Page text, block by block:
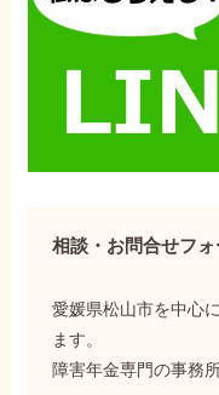
相談・お問合せフォ
愛媛県松山市を中心
ます。
障害年金専門の事務